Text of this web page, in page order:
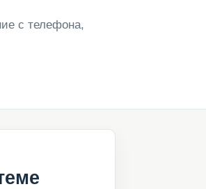
с телефона,